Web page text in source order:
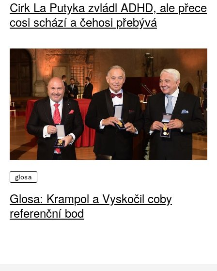
Cirk La Putyka zvládl ADHD, ale přece
cosi schází a čehosi přebývá
glosa
Glosa: Krampol a Vyskočil coby
referenční bod